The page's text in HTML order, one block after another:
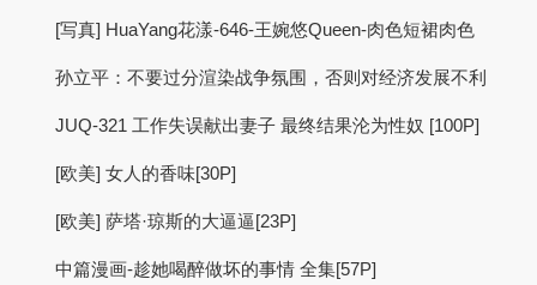
[写真] HuaYang花漾-646-王婉悠Queen-肉色短裙肉色
孙立平：不要过分渲染战争氛围，否则对经济发展不利
JUQ-321 工作失误献出妻子 最终结果沦为性奴 [100P]
[欧美] 女人的香味[30P]
[欧美] 萨塔·琼斯的大逼逼[23P]
中篇漫画-趁她喝醉做坏的事情 全集[57P]